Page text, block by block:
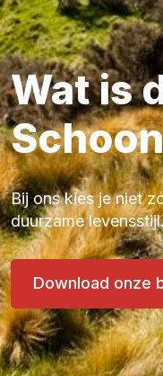
Wat is
Bij ons kies je niet
duurzame
Download onze